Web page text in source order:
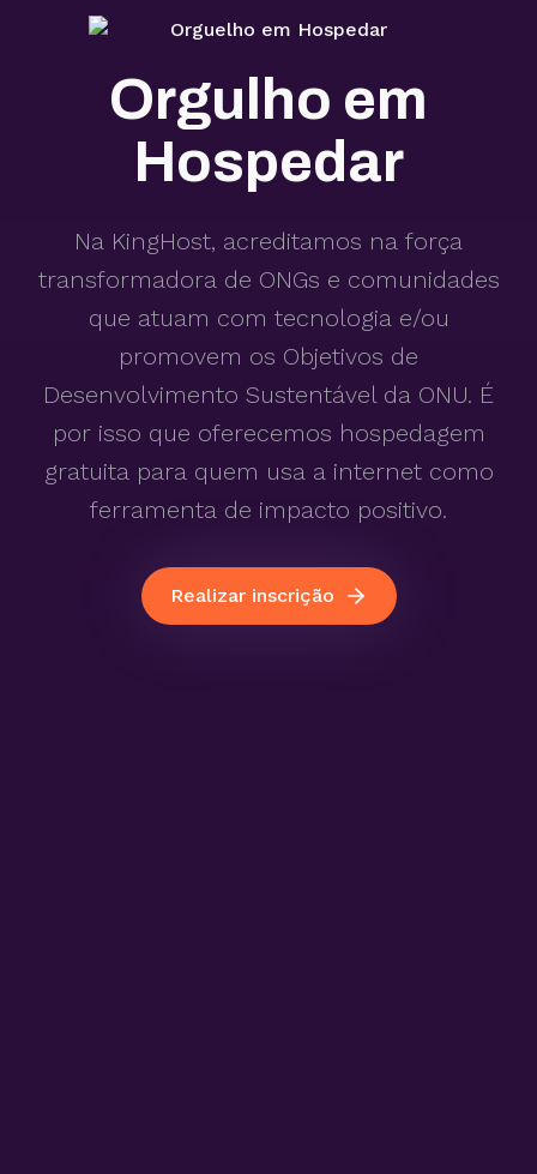
Orgulho em
Hospedar
Na KingHost, acreditamos na força
transformadora de ONGs e comunidades
que atuam com tecnologia e/ou
promovem os Objetivos de
Desenvolvimento Sustentável da ONU. É
por isso que oferecemos hospedagem
gratuita para quem usa a internet como
ferramenta de impacto positivo.
Realizar inscrição